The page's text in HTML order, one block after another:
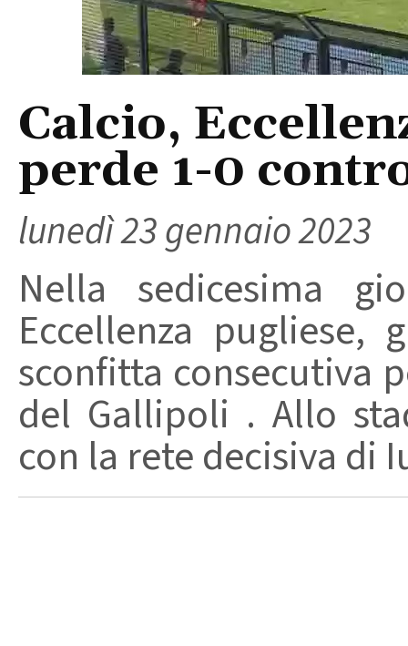
Calcio,
perde 1-0
lunedì 23 gennaio 2023
Nella sedicesima
Eccellenza pugliese,
sconfitta consecutiva
del Gallipoli . Allo
con la rete decisiva di